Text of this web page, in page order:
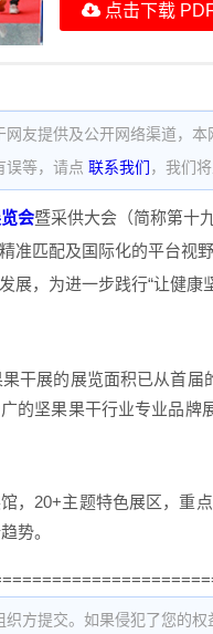
点击下载
友提供及公开网络渠道，
误等，请点 联系我们 ，我们
会暨采供大会（简称第十
准匹配及国际化的平台视
展，为进一步践行“让健
干展的展览面积已从首
的坚果果干行业专业品牌
，20+主题特色展区，重
势。
方提交。如果侵犯了您的权